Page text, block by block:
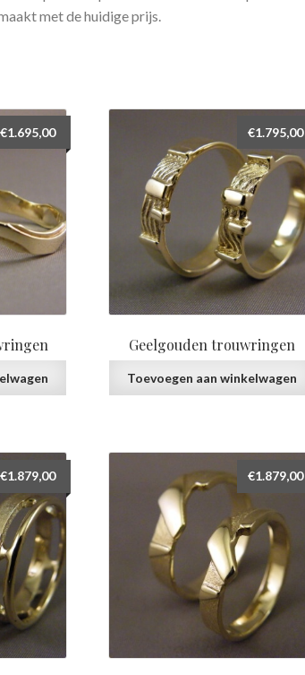
met de huidige prijs.
€1.695,00
Geelgouden trouwringen
€1.795,00
Toevoegen aan winkelwagen
€1.879,00 €1.879,00